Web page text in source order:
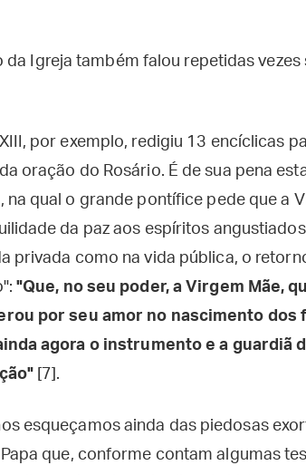
Igreja também falou repetidas vezes
por exemplo, redigiu 13 encíclicas
oração do Rosário. É de sua pena
na qual o grande pontífice pede que a
da paz aos espíritos
privada como na vida pública, o
"Que, no seu poder, a Virgem Mãe,
por seu amor no nascimento dos
agora o instrumento e a guardiã
[7].
esqueçamos ainda das piedosas
Papa que, conforme contam algumas